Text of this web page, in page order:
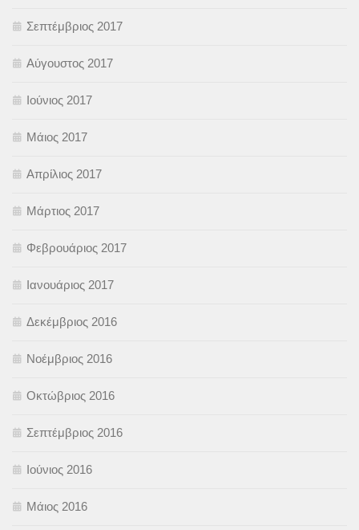
Σεπτέμβριος 2017
Αύγουστος 2017
Ιούνιος 2017
Μάιος 2017
Απρίλιος 2017
Μάρτιος 2017
Φεβρουάριος 2017
Ιανουάριος 2017
Δεκέμβριος 2016
Νοέμβριος 2016
Οκτώβριος 2016
Σεπτέμβριος 2016
Ιούνιος 2016
Μάιος 2016